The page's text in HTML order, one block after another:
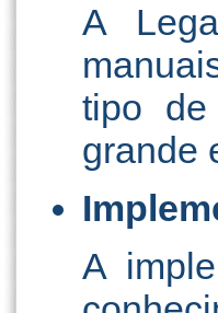
A
tipo de
grande
A